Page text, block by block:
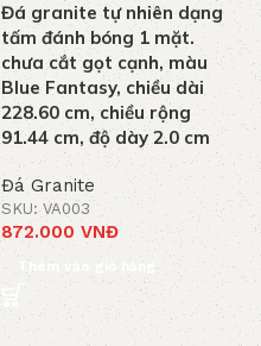
Đá granite tự nhiên dạng
tấm đánh bóng 1 mặt.
chưa cắt gọt cạnh, màu
Blue Fantasy, chiều dài
228.60 cm, chiều rộng
91.44 cm, độ dày 2.0 cm
Đá Granite
SKU: VA003
872.000 VNĐ
Thêm vào giỏ hàng